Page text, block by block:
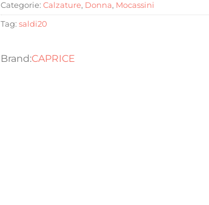
Categorie: Calzature, Donna, Mocassini
Tag: saldi20
CAPRICE